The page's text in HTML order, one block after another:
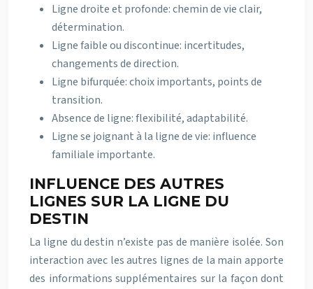
Ligne droite et profonde: chemin de vie clair,
détermination.
Ligne faible ou discontinue: incertitudes,
changements de direction.
Ligne bifurquée: choix importants, points de
transition.
Absence de ligne: flexibilité, adaptabilité.
Ligne se joignant à la ligne de vie: influence
familiale importante.
INFLUENCE DES AUTRES
LIGNES SUR LA LIGNE DU
DESTIN
La ligne du destin n’existe pas de manière isolée. Son
interaction avec les autres lignes de la main apporte
des informations supplémentaires sur la façon dont